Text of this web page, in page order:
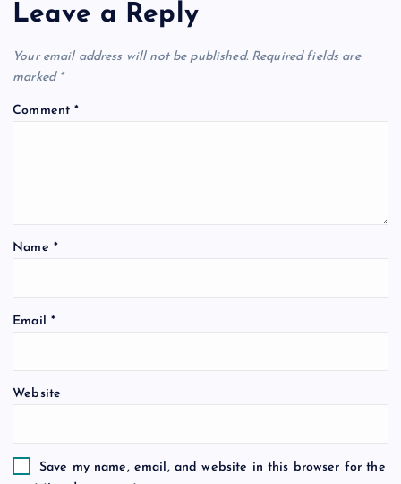
v
i
g
i
n
Leave a Reply
Your email address will not be published. Required fields are
marked *
Comment*
Name *
Email *
Website
Save my name, email, and website in this browser for the